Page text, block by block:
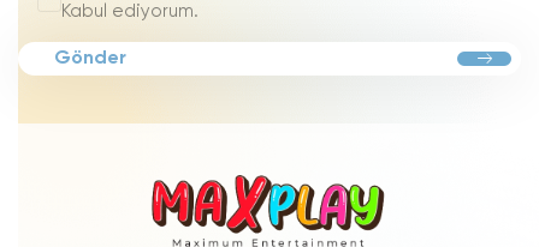
Kabul ediyorum.
Gönder